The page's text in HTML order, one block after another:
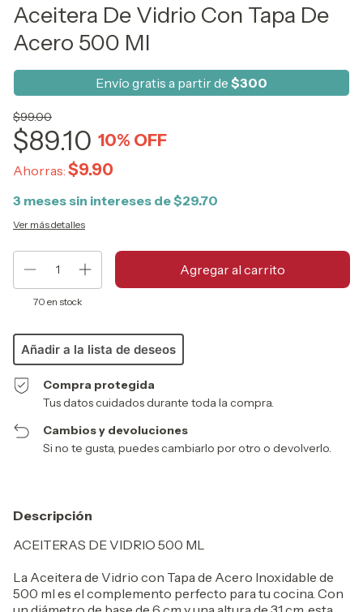
Aceitera De Vidrio Con Tapa De
Acero 500 Ml
Envío gratis a partir de $300
$99.00
$89.10 10% OFF
Ahorras: $9.90
3 meses sin intereses de$29.70
Ver más detalles
Añadir a la lista de deseos
70 en stock
Compra protegida
Tus datos cuidados durante toda la compra.
Cambios y devoluciones
Si no te gusta, puedes cambiarlo por otro o devolverlo.
Descripción
ACEITERAS DE VIDRIO 500 ML
La Aceitera de Vidrio con Tapa de Acero Inoxidable de
500 ml es el complemento perfecto para tu cocina. Con